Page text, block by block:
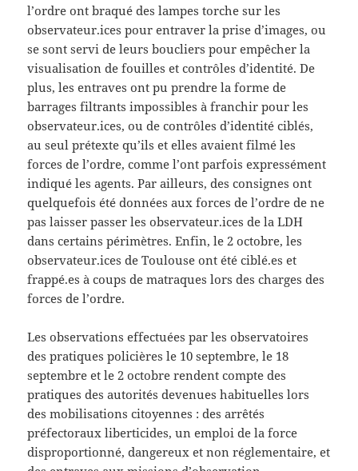
l’ordre ont braqué des lampes torche sur les
observateur.ices pour entraver la prise d’images, ou
se sont servi de leurs boucliers pour empêcher la
visualisation de fouilles et contrôles d’identité. De
plus, les entraves ont pu prendre la forme de
barrages filtrants impossibles à franchir pour les
observateur.ices, ou de contrôles d’identité ciblés,
au seul prétexte qu’ils et elles avaient filmé les
forces de l’ordre, comme l’ont parfois expressément
indiqué les agents. Par ailleurs, des consignes ont
quelquefois été données aux forces de l’ordre de ne
pas laisser passer les observateur.ices de la LDH
dans certains périmètres. Enfin, le 2 octobre, les
observateur.ices de Toulouse ont été ciblé.es et
frappé.es à coups de matraques lors des charges des
forces de l’ordre.
Les observations effectuées par les observatoires
des pratiques policières le 10 septembre, le 18
septembre et le 2 octobre rendent compte des
pratiques des autorités devenues habituelles lors
des mobilisations citoyennes : des arrêtés
préfectoraux liberticides, un emploi de la force
disproportionné, dangereux et non réglementaire, et